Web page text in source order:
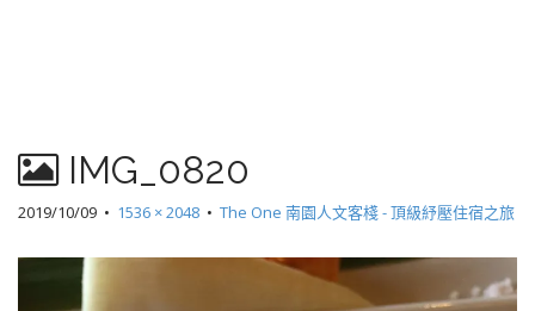
IMG_0820
2019/10/09 • 1536 × 2048 • The One 南園人文客棧 - 頂級紓壓住宿之旅